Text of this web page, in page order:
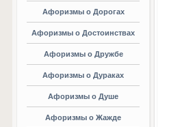
Афоризмы о Дорогах
Афоризмы о Достоинствах
Афоризмы о Дружбе
Афоризмы о Дураках
Афоризмы о Душе
Афоризмы о Жажде